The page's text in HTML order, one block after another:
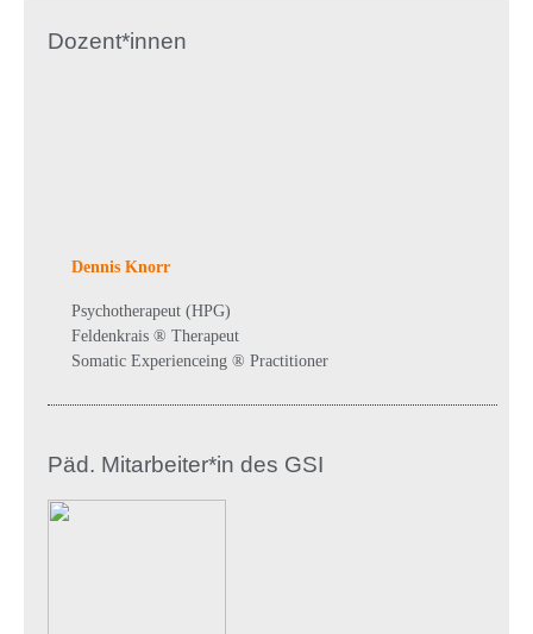
Dozent*innen
Dennis Knorr
Psychotherapeut (HPG)
Feldenkrais ® Therapeut
Somatic Experienceing ® Practitioner
Päd. Mitarbeiter*in des GSI